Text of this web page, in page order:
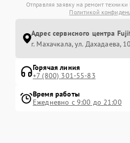
Отправляя заявку на ремонт
Политикой
Адрес сервисного центра
г. Махачкала, ул. Дахадаева,
Горячая линия
+7 (800) 301-55-83
Время работы
Ежедневно с 9:00 до 21:00